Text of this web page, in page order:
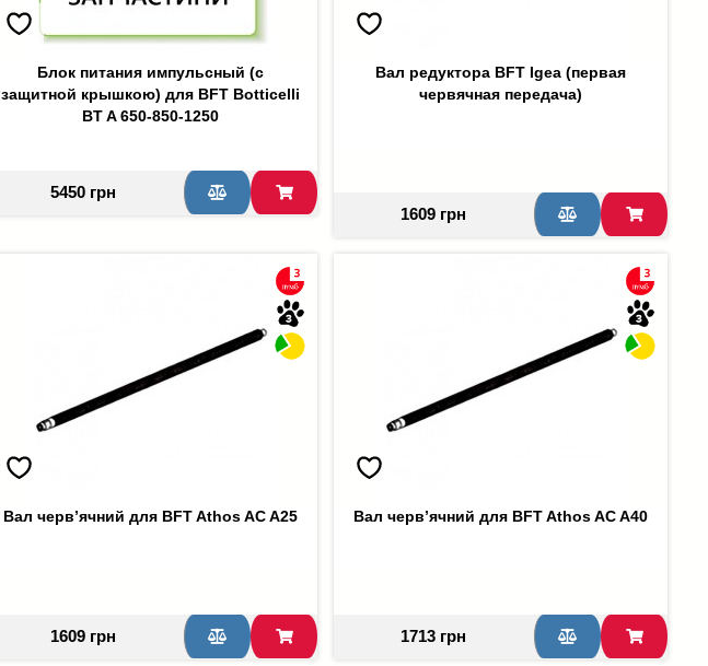
Блок питания импульсный (с
защитной крышкою) для BFT Botticelli
BT A 650-850-1250
5450 грн
Вал редуктора BFT Igea (первая
червячная передача)
1609 грн
Вал черв’ячний для BFT Athos AC A25
1609 грн
Вал черв’ячний для BFT Athos AC A40
1713 грн